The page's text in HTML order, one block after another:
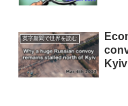
英字新聞で世界を読む
Kyiv